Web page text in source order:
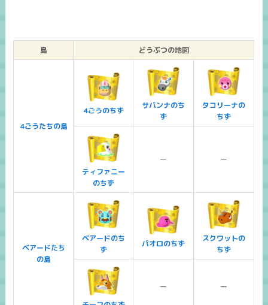
島 どうぶつの地図
4ごうたちの島
4ごうのちず
サバンナのち
ず
タコリーナの
ちず
ティファニー
のちず
ー ー
ベアードたち
の島
ベアードのち
ず
パオロのちず
スクワットの
ちず
ー ー